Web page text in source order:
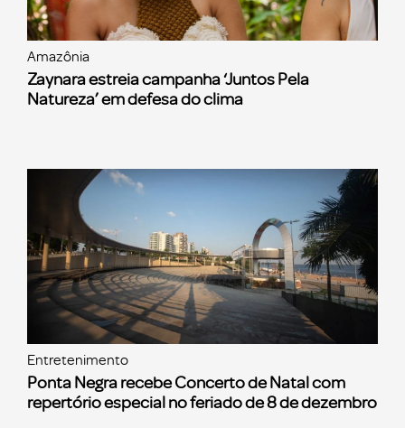
Amazônia
Zaynara estreia campanha ‘Juntos Pela
Natureza’ em defesa do clima
Entretenimento
Ponta Negra recebe Concerto de Natal com
repertório especial no feriado de 8 de dezembro